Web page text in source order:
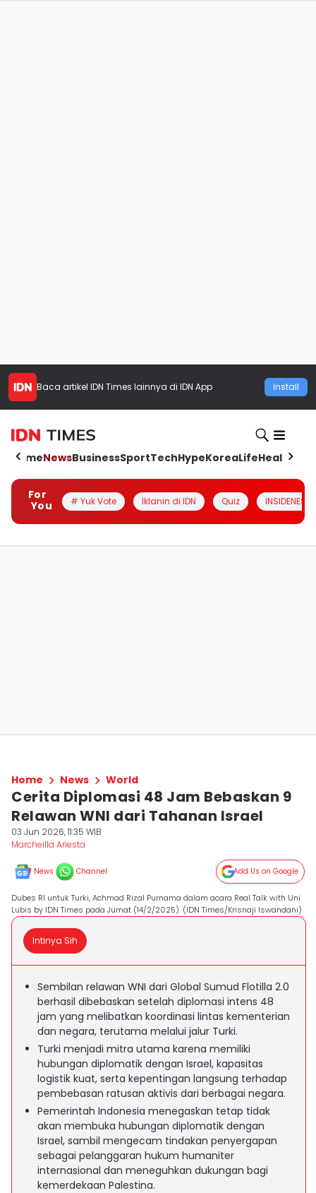
Baca artikel IDN Times lainnya di IDN App Install
HomeNewsBusinessSportTechHypeKoreaLifeHealth
For
You
# Yuk Vote Iklanin di IDN Quiz INSIDENESIA
Home News World
Cerita Diplomasi 48 Jam Bebaskan 9
Relawan WNI dari Tahanan Israel
03 Jun 2026, 11:35 WIB
Marcheilla Ariesta
News Channel Add Us on Google
Dubes RI untuk Turki, Achmad Rizal Purnama dalam acara Real Talk with Uni
Lubis by IDN Times pada Jumat (14/2/2025). (IDN Times/Krisnaji Iswandani)
Intinya Sih
Sembilan relawan WNI dari Global Sumud Flotilla 2.0
berhasil dibebaskan setelah diplomasi intens 48
jam yang melibatkan koordinasi lintas kementerian
dan negara, terutama melalui jalur Turki.
Turki menjadi mitra utama karena memiliki
hubungan diplomatik dengan Israel, kapasitas
logistik kuat, serta kepentingan langsung terhadap
pembebasan ratusan aktivis dari berbagai negara.
Pemerintah Indonesia menegaskan tetap tidak
akan membuka hubungan diplomatik dengan
Israel, sambil mengecam tindakan penyergapan
sebagai pelanggaran hukum humaniter
internasional dan meneguhkan dukungan bagi
kemerdekaan Palestina.